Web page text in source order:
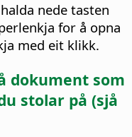
nede tasten
for å opna
med eit klikk.
dokument som
stolar på (sjå